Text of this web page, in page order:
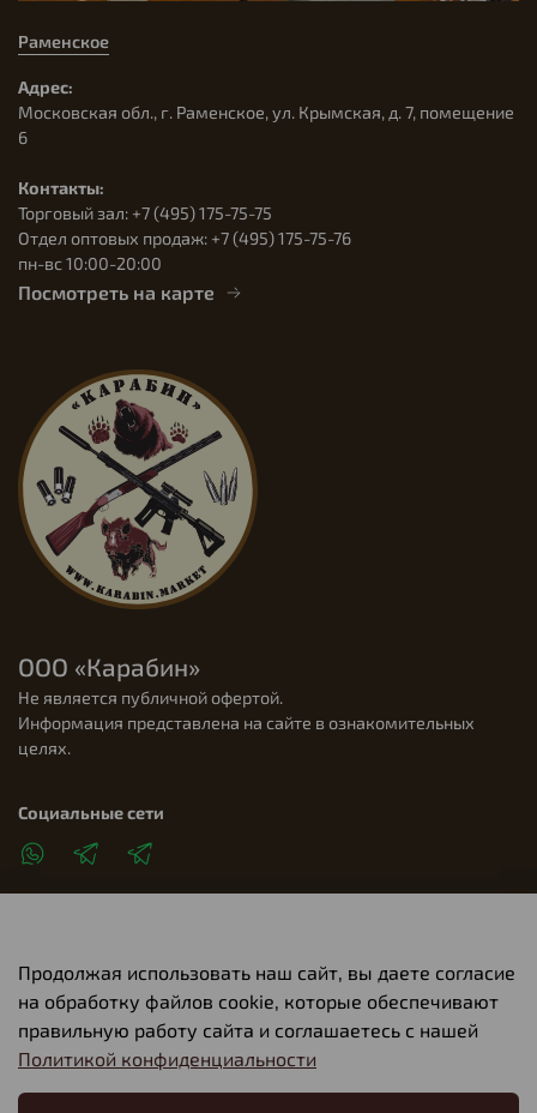
Раменское
Адрес:
Московская обл., г. Раменское, ул. Крымская, д. 7, помещение
6
Контакты:
Торговый зал: +7 (495) 175-75-75
Отдел оптовых продаж: +7 (495) 175-75-76
пн-вс 10:00-20:00
Посмотреть на карте
Клиентам
О компании
ООО «Карабин»
Не является публичной офертой.
Информация представлена на сайте в ознакомительных
целях.
Социальные сети
Продолжая использовать наш сайт, вы даете согласие
на обработку файлов cookie, которые обеспечивают
правильную работу сайта и соглашаетесь с нашей
Политикой конфиденциальности